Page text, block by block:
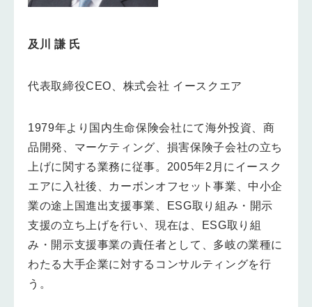
及川 謙 氏
代表取締役CEO、株式会社 イースクエア
1979年より国内生命保険会社にて海外投資、商
品開発、マーケティング、損害保険子会社の立ち
上げに関する業務に従事。2005年2月にイースク
エアに入社後、カーボンオフセット事業、中小企
業の途上国進出支援事業、ESG取り組み・開示
支援の立ち上げを行い、現在は、ESG取り組
み・開示支援事業の責任者として、多岐の業種に
わたる大手企業に対するコンサルティングを行
う。